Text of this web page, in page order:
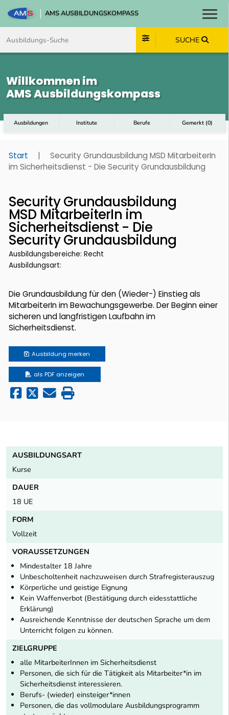
AMS AUSBILDUNGSKOMPASS
SUCHE
Willkommen im
AMS Ausbildungskompass
Ausbildungen Institute Berufe Gemerkt (0)
Start |
Security Grundausbildung MSD MitarbeiterIn
im Sicherheitsdienst - Die Security Grundausbildung
Security Grundausbildung
MSD MitarbeiterIn im
Sicherheitsdienst - Die
Security Grundausbildung
Ausbildungsbereiche: Recht
Ausbildungsart:
Die Grundausbildung für den (Wieder-) Einstieg als
MitarbeiterIn im Bewachungsgewerbe. Der Beginn einer
sicheren und langfristigen Laufbahn im
Sicherheitsdienst.
Ausbildung merken
als PDF anzeigen
AUSBILDUNGSART
Kurse
DAUER
18 UE
FORM
Vollzeit
VORAUSSETZUNGEN
Mindestalter 18 Jahre
Unbescholtenheit nachzuweisen durch Strafregisterauszug
Körperliche und geistige Eignung
Kein Waffenverbot (Bestätigung durch eidesstattliche
Erklärung)
Ausreichende Kenntnisse der deutschen Sprache um dem
Unterricht folgen zu können.
ZIELGRUPPE
alle MitarbeiterInnen im Sicherheitsdienst
Personen, die sich für die Tätigkeit als Mitarbeiter*in im
Sicherheitsdienst interessieren.
Berufs- (wieder) einsteiger*innen
Personen, die das vollmodulare Ausbildungsprogramm